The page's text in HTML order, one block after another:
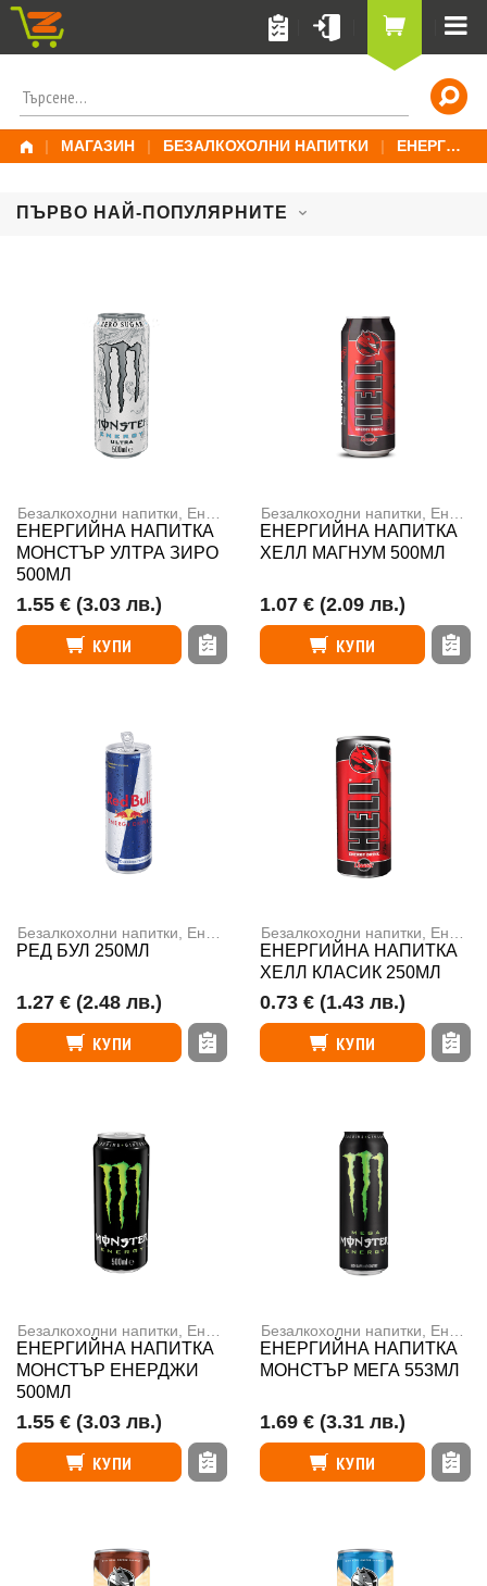
Skip
ПОТЪРСИ
ЗА:
| МАГАЗИН | БЕЗАЛКОХОЛНИ НАПИТКИ | ЕНЕРГИЙНИ НАПИТКИ
ПЪРВО НАЙ-ПОПУЛЯРНИТЕ
Безалкохолни напитки Енергийни напитки
ЕНЕРГИЙНА НАПИТКА
МОНСТЪР УЛТРА ЗИРО
500МЛ
1.55 € (3.03 лв.)
КУПИ
Безалкохолни напитки Енергийни напитки
ЕНЕРГИЙНА НАПИТКА
ХЕЛЛ МАГНУМ 500МЛ
1.07 € (2.09 лв.)
КУПИ
Безалкохолни напитки Енергийни напитки
РЕД БУЛ 250МЛ
1.27 € (2.48 лв.)
КУПИ
Безалкохолни напитки Енергийни напитки
ЕНЕРГИЙНА НАПИТКА
ХЕЛЛ КЛАСИК 250МЛ
0.73 € (1.43 лв.)
КУПИ
Безалкохолни напитки Енергийни напитки
ЕНЕРГИЙНА НАПИТКА
МОНСТЪР ЕНЕРДЖИ
500МЛ
1.55 € (3.03 лв.)
КУПИ
Безалкохолни напитки Енергийни напитки
ЕНЕРГИЙНА НАПИТКА
МОНСТЪР МЕГА 553МЛ
1.69 € (3.31 лв.)
КУПИ